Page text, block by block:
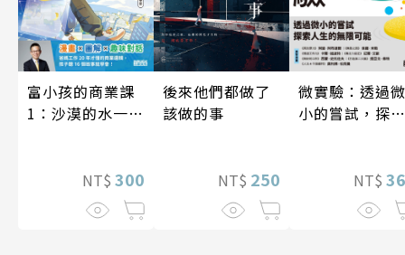
富小孩的商業課
1：沙漠的水一瓶
NT$ 300
後來他們都做了
該做的事
NT$ 250
微實驗：透過微
小的嘗試，探索
NT$